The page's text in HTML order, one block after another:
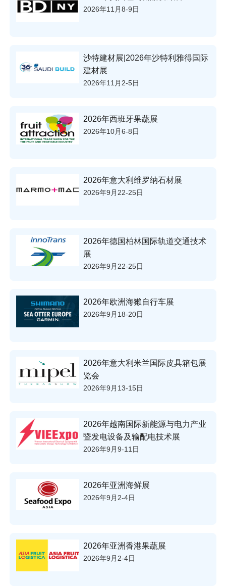
2026年11月8-9日
沙特建材展|2026年沙特利雅得国际
建材展
2026年11月2-5日
2026年西班牙果蔬展
2026年10月6-8日
2026年意大利维罗纳石材展
2026年9月22-25日
2026年德国柏林国际轨道交通技术
展
2026年9月22-25日
2026年欧洲海獭自行车展
2026年9月18-20日
2026年意大利米兰国际皮具箱包展
览会
2026年9月13-15日
2026年越南国际新能源与电力产业
暨发电设备及输配电技术展
2026年9月9-11日
2026年亚洲海鲜展
2026年9月2-4日
2026年亚洲香港果蔬展
2026年9月2-4日